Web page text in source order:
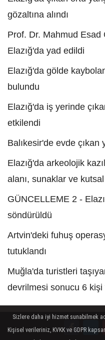
gözaltına alındı
Prof. Dr. Mahmud
Elazığ'da yad edildi
Elazığ'da gölde
bulundu
Elazığ'da iş yerinde
etkilendi
Balıkesir'de evde çıkan
Elazığ'da arkeolojik
alanı, sunaklar ve
GÜNCELLEME 2 -
söndürüldü
Artvin'deki fuhuş
tutuklandı
Muğla'da turistleri
devrilmesi sonucu 6 kişi
Sizlere daha iyi hizmet sunabilmek
Kişisel verileriniz, KVKK ve GDPR